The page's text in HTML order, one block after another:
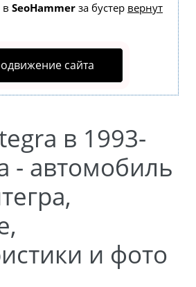
в SeoHammer за бустер вернут
сайта
в 1993-
- автомобиль
и фото